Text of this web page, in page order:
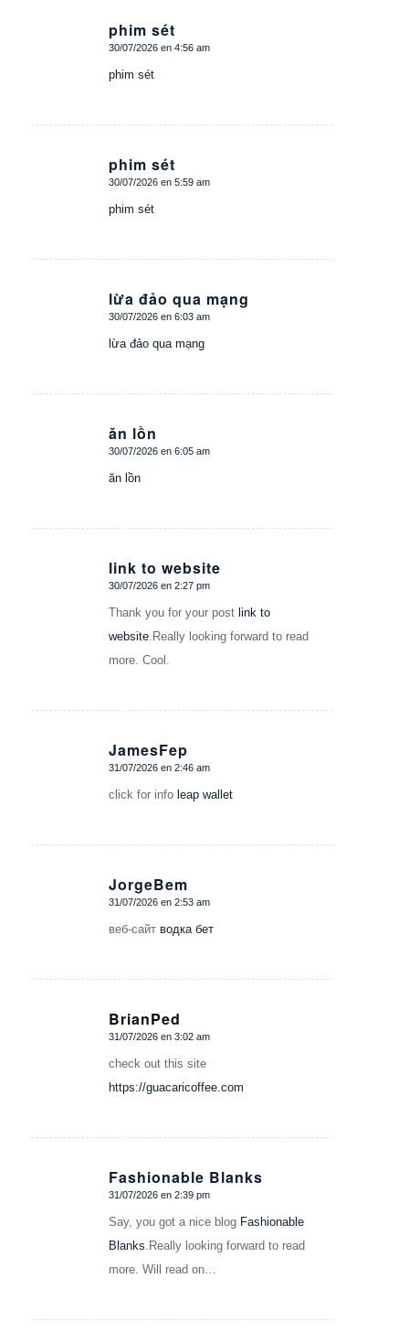
phim sét
Dice:
30/07/2026 en 4:56 am
phim sét
phim sét
Dice:
30/07/2026 en 5:59 am
phim sét
lừa đảo qua mạng
Dice:
30/07/2026 en 6:03 am
lừa đảo qua mạng
ăn lồn
Dice:
30/07/2026 en 6:05 am
ăn lồn
link to website
Dice:
30/07/2026 en 2:27 pm
Thank you for your post link to
website.Really looking forward to read
more. Cool.
JamesFep
Dice:
31/07/2026 en 2:46 am
click for info leap wallet
JorgeBem
Dice:
31/07/2026 en 2:53 am
веб-сайт водка бет
BrianPed
Dice:
31/07/2026 en 3:02 am
check out this site
https://guacaricoffee.com
Fashionable Blanks
Dice:
31/07/2026 en 2:39 pm
Say, you got a nice blog Fashionable
Blanks.Really looking forward to read
more. Will read on…